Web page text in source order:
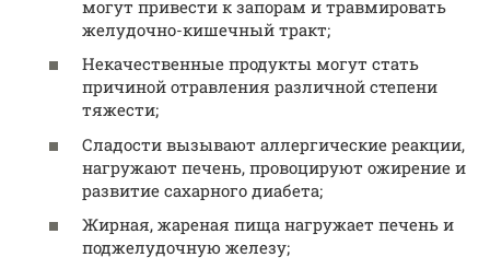
могут привести к запорам и травмировать
желудочно-кишечный тракт;
Некачественные продукты могут стать
причиной отравления различной степени
тяжести;
Сладости вызывают аллергические реакции,
нагружают печень, провоцируют ожирение и
развитие сахарного диабета;
Жирная, жареная пища нагружает печень и
поджелудочную железу;